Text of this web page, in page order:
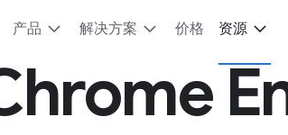
产品 解决方案 价格 资源